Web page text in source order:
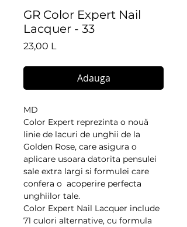
GR Color Expert Nail
Lacquer - 33
23,00 L
Adauga
MD
Color Expert reprezinta o nouă
linie de lacuri de unghii de la
Golden Rose, care asigura o
aplicare usoara datorita pensulei
sale extra largi si formulei care
confera o  acoperire perfecta
unghiilor tale.
Color Expert Nail Lacquer include
71 culori alternative, cu formula